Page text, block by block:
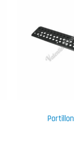
Portillon